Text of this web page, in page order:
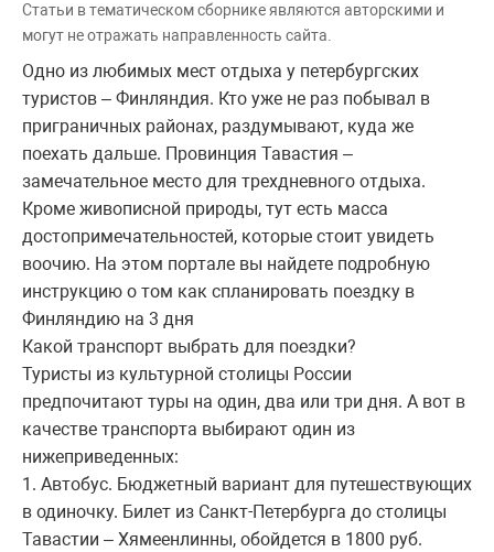
Статьи в тематическом сборнике являются авторскими и
могут не отражать направленность сайта.
Одно из любимых мест отдыха у петербургских
туристов – Финляндия. Кто уже не раз побывал в
приграничных районах, раздумывают, куда же
поехать дальше. Провинция Тавастия –
замечательное место для трехдневного отдыха.
Кроме живописной природы, тут есть масса
достопримечательностей, которые стоит увидеть
воочию. На этом портале вы найдете подробную
инструкцию о том как спланировать поездку в
Финляндию на 3 дня
Какой транспорт выбрать для поездки?
Туристы из культурной столицы России
предпочитают туры на один, два или три дня. А вот в
качестве транспорта выбирают один из
нижеприведенных:
1. Автобус. Бюджетный вариант для путешествующих
в одиночку. Билет из Санкт-Петербурга до столицы
Тавастии – Хямеенлинны, обойдется в 1800 руб.